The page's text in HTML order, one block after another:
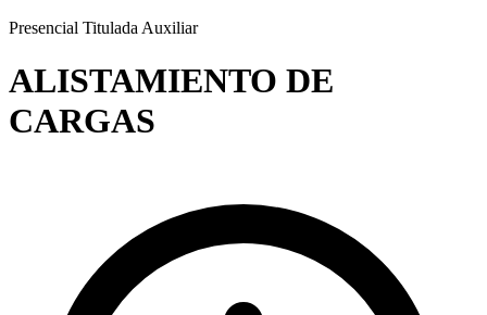
Presencial Titulada Auxiliar
ALISTAMIENTO DE
CARGAS